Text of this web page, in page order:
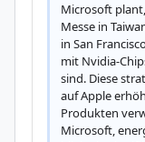
Microsoft
Messe in
in San
mit Nvidia-
sind. Diese
auf Apple
Produkten
Microsoft,